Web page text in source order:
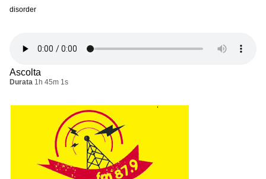
disorder
Ascolta
Durata 1h 45m 1s